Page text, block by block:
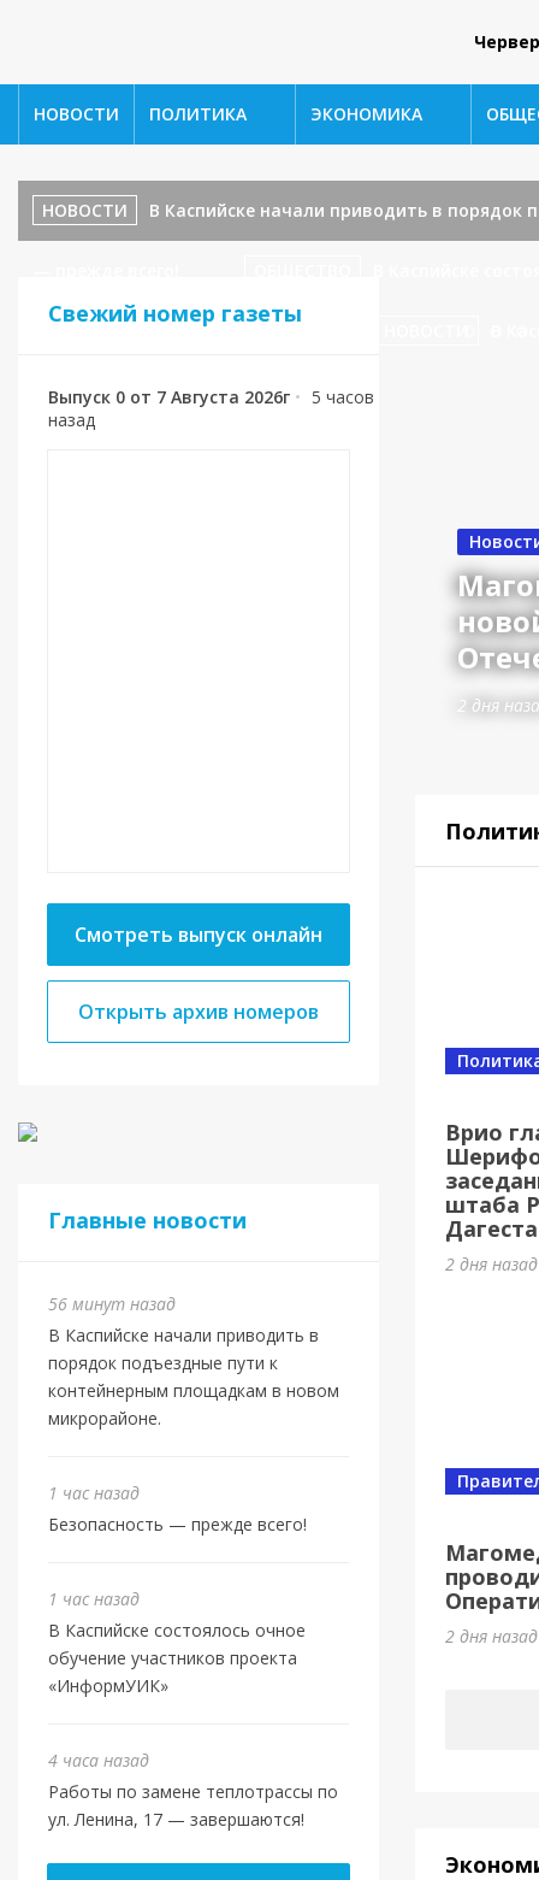
НОВОСТИ ПОЛИТИКА ЭКОНОМИКА
НОВОСТИ В Каспийске начали приводить в
ул. Ленина, 17 — завершаются!
Свежий номер газеты
Выпуск 0 от 7 Августа 2026г • 5 часов
назад
Смотреть выпуск онлайн
Открыть архив номеров
Главные новости
56 минут назад
В Каспийске начали приводить в
порядок подъездные пути к
контейнерным площадкам в новом
микрорайоне.
1 час назад
Безопасность — прежде всего!
1 час назад
В Каспийске состоялось очное
обучение участников проекта
«ИнформУИК»
4 часа назад
Работы по замене теплотрассы по
ул. Ленина, 17 — завершаются!
2 дня
Власть
МБУ
3 дня
Врио
штаба
2 дня
2 дня